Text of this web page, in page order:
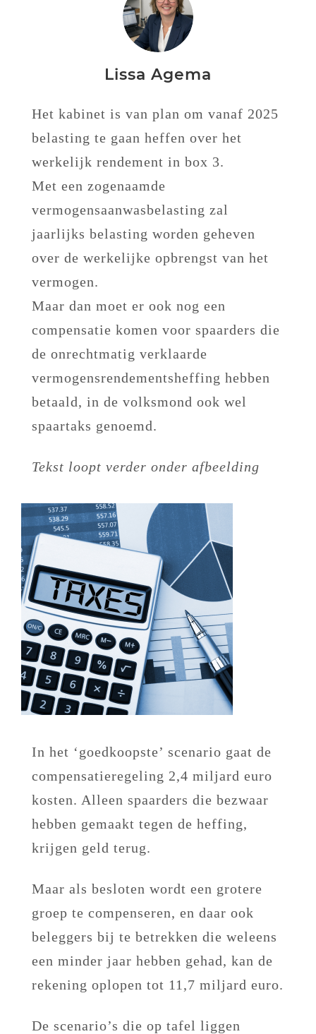
Lissa Agema
Het kabinet is van plan om vanaf 2025
belasting te gaan heffen over het
werkelijk rendement in box 3.
Met een zogenaamde
vermogensaanwasbelasting zal
jaarlijks belasting worden geheven
over de werkelijke opbrengst van het
vermogen.
Maar dan moet er ook nog een
compensatie komen voor spaarders die
de onrechtmatig verklaarde
vermogensrendementsheffing hebben
betaald, in de volksmond ook wel
spaartaks genoemd.
Tekst loopt verder onder afbeelding
In het ‘goedkoopste’ scenario gaat de
compensatieregeling 2,4 miljard euro
kosten. Alleen spaarders die bezwaar
hebben gemaakt tegen de heffing,
krijgen geld terug.
Maar als besloten wordt een grotere
groep te compenseren, en daar ook
beleggers bij te betrekken die weleens
een minder jaar hebben gehad, kan de
rekening oplopen tot 11,7 miljard euro.
De scenario’s die op tafel liggen